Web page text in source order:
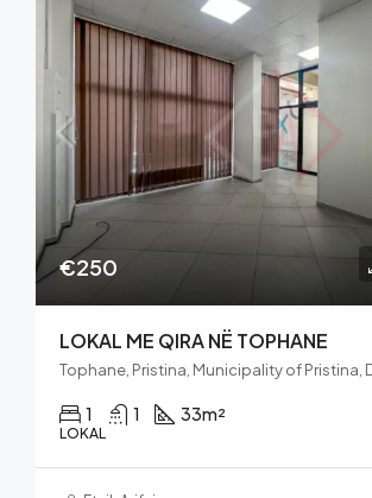
€250
LOKAL ME QIRA NË TOPHANE
1 1 33m²
LOKAL